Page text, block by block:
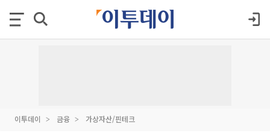
이투데이 금융 가상자산/핀테크